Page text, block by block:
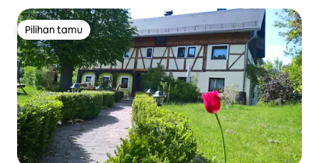
Pilihan tamu
Pilihan tamu